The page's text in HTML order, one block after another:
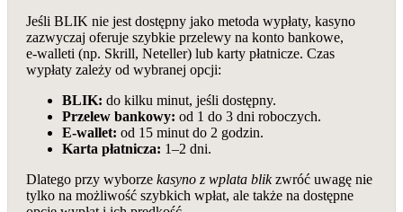
Jeśli BLIK nie jest dostępny jako metoda wypłaty, kasyno
zazwyczaj oferuje szybkie przelewy na konto bankowe,
e‑walleti (np. Skrill, Neteller) lub karty płatnicze. Czas
wypłaty zależy od wybranej opcji:
BLIK: do kilku minut, jeśli dostępny.
Przelew bankowy: od 1 do 3 dni roboczych.
E‑wallet: od 15 minut do 2 godzin.
Karta płatnicza: 1–2 dni.
Dlatego przy wyborze kasyno z wplata blikzwróć uwagę nie
tylko na możliwość szybkich wpłat, ale także na dostępne